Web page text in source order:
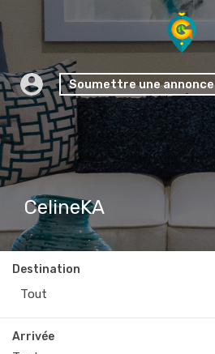
Soumettre une annonce
CelineKA
Destination
Tout
Arrivée